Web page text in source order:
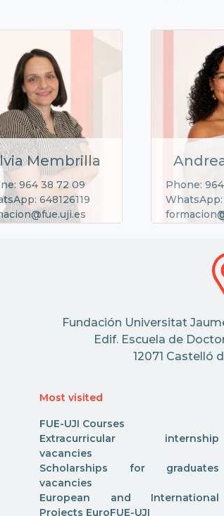
Membrilla
964 38 72 09
648126119
Phone:
WhatsApp:
Fundación Universitat
Edif. Escuela de
12071 Castelló
Most visited
FUE-UJI Courses
Extracurricular internship
vacancies
Scholarships for graduates
vacancies
European and International
Projects EuroFUE-UJI